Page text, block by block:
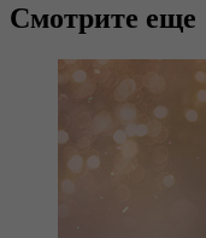
Смотрите еще